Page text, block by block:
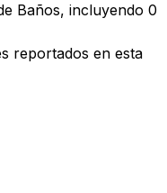
Baños, incluyendo 0
reportados en esta